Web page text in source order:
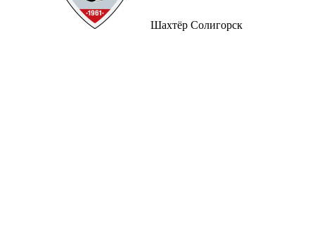
Шахтёр Солигорск